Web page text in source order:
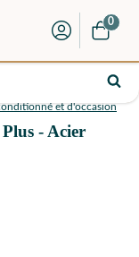
0
et d'occasion
- Acier